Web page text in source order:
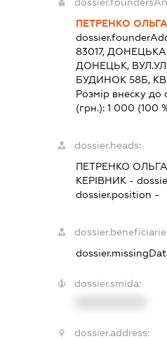
ПЕТРЕНКО
83017,
ДОНЕЦЬК,
БУДИНОК 58Б,
Розмір внеску до
(грн.): 1 000 (100
dossier.heads:
ПЕТРЕНКО
КЕРІВНИК -
dossier.position -
dossier.smida:
dossier.address: